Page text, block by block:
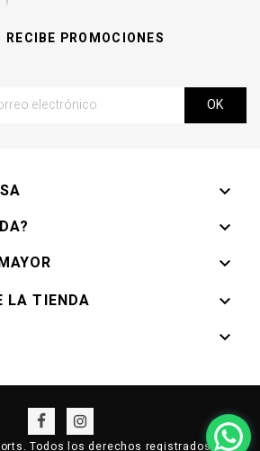
RECIBE PROMOCIONES



LA TIENDA


Todos los derechos registrados.